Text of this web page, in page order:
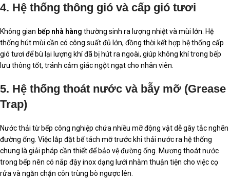
4. Hệ thống thông gió và cấp gió tươi
Không gian bếp nhà hàng thường sinh ra lượng nhiệt và mùi lớn. Hệ
thống hút mùi cần có công suất đủ lớn, đồng thời kết hợp hệ thống cấp
gió tươi để bù lại lượng khí đã bị hút ra ngoài, giúp không khí trong bếp
lưu thông tốt, tránh cảm giác ngột ngạt cho nhân viên.
5. Hệ thống thoát nước và bẫy mỡ (Grease
Trap)
Nước thải từ bếp công nghiệp chứa nhiều mỡ động vật dễ gây tắc nghẽn
đường ống. Việc lắp đặt bể tách mỡ trước khi thải nước ra hệ thống
chung là giải pháp cần thiết để bảo vệ đường ống. Mương thoát nước
trong bếp nên có nắp đậy inox dạng lưới nhằm thuận tiện cho việc cọ
rửa và ngăn chặn côn trùng bò ngược lên.